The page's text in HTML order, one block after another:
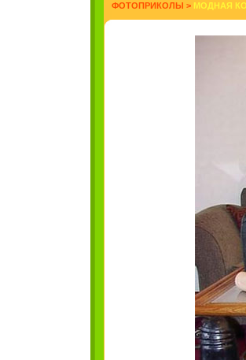
ФОТОПРИКОЛЫ > МОДНАЯ